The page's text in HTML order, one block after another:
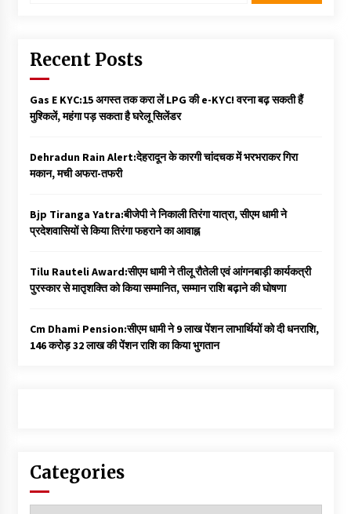
Recent Posts
Gas E KYC:15 अगस्त तक करा लें LPG की e-KYC! वरना बढ़ सकती हैं
मुश्किलें, महंगा पड़ सकता है घरेलू सिलेंडर
Dehradun Rain Alert:देहरादून के कारगी चांदचक में भरभराकर गिरा
मकान, मची अफरा-तफरी
Bjp Tiranga Yatra:बीजेपी ने निकाली तिरंगा यात्रा, सीएम धामी ने
प्रदेशवासियों से किया तिरंगा फहराने का आवाह्न
Tilu Rauteli Award:सीएम धामी ने तीलू रौतेली एवं आंगनबाड़ी कार्यकत्री
पुरस्कार से मातृशक्ति को किया सम्मानित, सम्मान राशि बढ़ाने की घोषणा
Cm Dhami Pension:सीएम धामी ने 9 लाख पेंशन लाभार्थियों को दी धनराशि, ₹
146 करोड़ 32 लाख की पेंशन राशि का किया भुगतान
Categories